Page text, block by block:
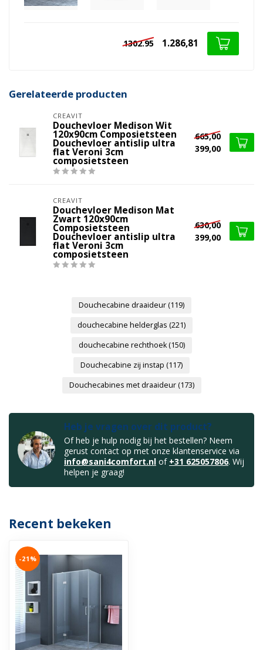
1302.95 1.286,81
Gerelateerde producten
CREAVIT
Douchevloer Medison Wit
120x90cm Composietsteen
Douchevloer antislip ultra
flat Veroni 3cm
composietsteen
665,00
399,00
CREAVIT
Douchevloer Medison Mat
Zwart 120x90cm
Composietsteen
Douchevloer antislip ultra
flat Veroni 3cm
composietsteen
630,00
399,00
Douchecabine draaideur(119)
douchecabine helderglas (221)
douchecabine rechthoek(150)
Douchecabine zij instap (117)
Douchecabines met draaideur(173)
Heb je vragen over dit product?
Of heb je hulp nodig bij het bestellen? Neem
gerust contact op met onze klantenservice via
info@sani4comfort.nl of +31 625057806. Wij
helpen je graag!
Recent bekeken
-21%